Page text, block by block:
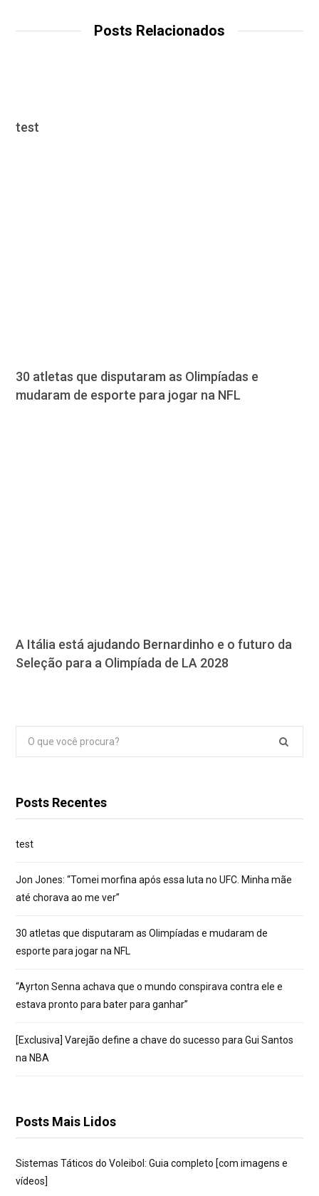
Posts Relacionados
test
30 atletas que disputaram as Olimpíadas e
mudaram de esporte para jogar na NFL
A Itália está ajudando Bernardinho e o futuro da
Seleção para a Olimpíada de LA 2028
Pesquisar
por:
Posts Recentes
test
Jon Jones: “Tomei morfina após essa luta no UFC. Minha mãe
até chorava ao me ver”
30 atletas que disputaram as Olimpíadas e mudaram de
esporte para jogar na NFL
“Ayrton Senna achava que o mundo conspirava contra ele e
estava pronto para bater para ganhar”
[Exclusiva] Varejão define a chave do sucesso para Gui Santos
na NBA
Posts Mais Lidos
Sistemas Táticos do Voleibol: Guia completo [com imagens e
vídeos]